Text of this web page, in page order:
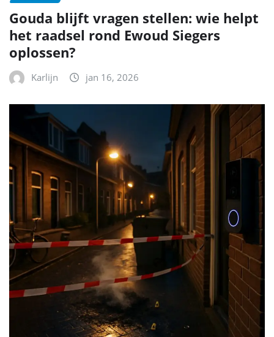
Gouda blijft vragen stellen: wie helpt
het raadsel rond Ewoud Siegers
oplossen?
Karlijn jan 16, 2026